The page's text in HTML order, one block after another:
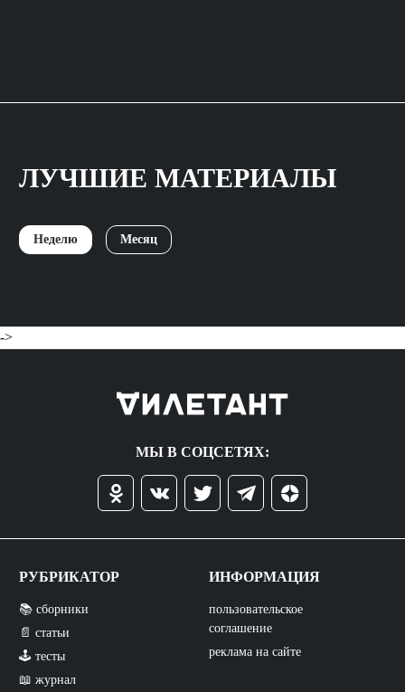
ЛУЧШИЕ МАТЕРИАЛЫ
Неделю Месяц
->
МЫ В СОЦСЕТЯХ:
РУБРИКАТОР
📚 сборники
📄 статьи
🕹️ тесты
📖 журнал
ИНФОРМАЦИЯ
пользовательское
соглашение
реклама на сайте